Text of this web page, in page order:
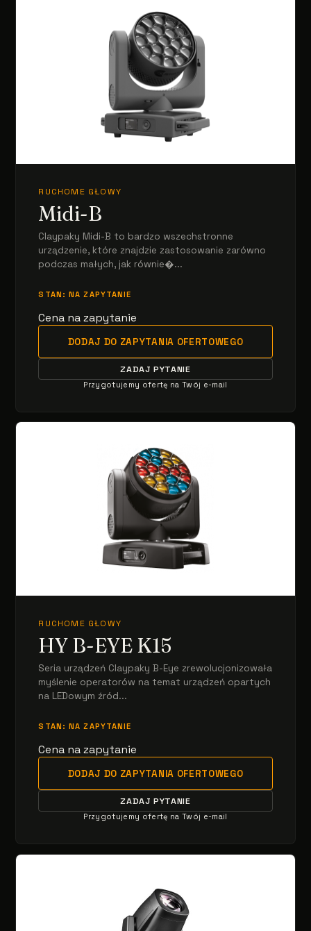
RUCHOME GŁOWY
Midi-B
Claypaky Midi-B to bardzo wszechstronne
urządzenie, które znajdzie zastosowanie zarówno
podczas małych, jak równie�...
STAN: NA ZAPYTANIE
Cena na zapytanie
DODAJ DO ZAPYTANIA OFERTOWEGO
ZADAJ PYTANIE
Przygotujemy ofertę na Twój e-mail
RUCHOME GŁOWY
HY B-EYE K15
Seria urządzeń Claypaky B-Eye zrewolucjonizowała
myślenie operatorów na temat urządzeń opartych
na LEDowym źród...
STAN: NA ZAPYTANIE
Cena na zapytanie
DODAJ DO ZAPYTANIA OFERTOWEGO
ZADAJ PYTANIE
Przygotujemy ofertę na Twój e-mail